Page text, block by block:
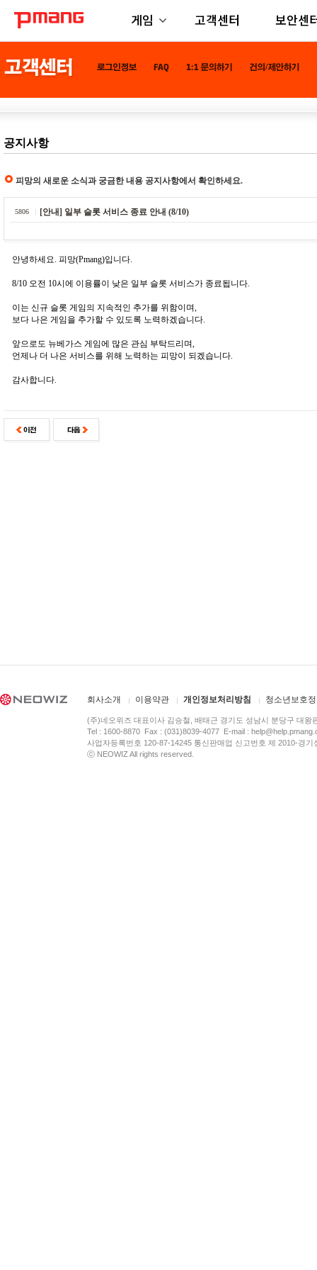
게임 고객센터 보안센
공지사항
피망의 새로운 소식과 궁금한 내용 공지사항에서 확인하세요.
5806 [안내] 일부 슬롯 서비스 종료 안내 (8/10)
안녕하세요. 피망(Pmang)입니다.
8/10 오전 10시에 이용률이 낮은 일부 슬롯 서비스가 종료됩니다.
이는 신규 슬롯 게임의 지속적인 추가를 위함이며,
보다 나은 게임을 추가할 수 있도록 노력하겠습니다.
앞으로도 뉴베가스 게임에 많은 관심 부탁드리며,
언제나 더 나은 서비스를 위해 노력하는 피망이 되겠습니다.
감사합니다.
회사소개 이용약관 개인정보처리방침 청소년보호
(주)네오위즈 대표이사 김승철, 배태근 경기도 성남시 분당구 대왕
Tel : 1600-8870 Fax : (031)8039-4077 E-mail :
사업자등록번호 120-87-14245 통신판매업 신고번호 제 2010-경
ⓒ NEOWIZ All rights reserved.